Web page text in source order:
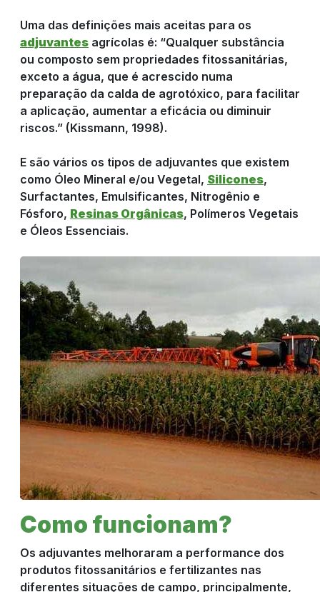
RIGRANTEC
REPRESENTANTE
DE VENDAS
RESULTADO
DO CAMPO
NOTÍCIAS
COMPRE
AGORA
Uma das definições mais aceitas para os
adjuvantes agrícolas é: “Qualquer substância
ou composto sem propriedades fitossanitárias,
exceto a água, que é acrescido numa
preparação da calda de agrotóxico, para facilitar
a aplicação, aumentar a eficácia ou diminuir
riscos.” (Kissmann, 1998).
E são vários os tipos de adjuvantes que existem
como Óleo Mineral e/ou Vegetal, Silicones,
Surfactantes, Emulsificantes, Nitrogênio e
Fósforo, Resinas Orgânicas, Polímeros Vegetais
e Óleos Essenciais.
Como funcionam?
Os adjuvantes melhoraram a performance dos
produtos fitossanitários e fertilizantes nas
diferentes situações de campo, principalmente,